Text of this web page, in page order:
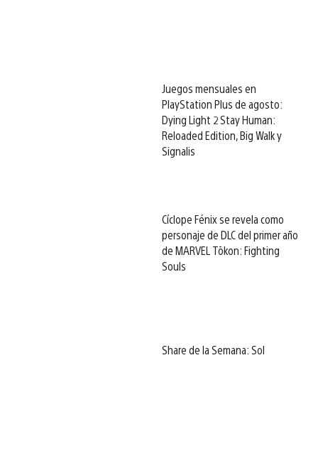
Juegos mensuales en
PlayStation Plus de agosto:
Dying Light 2 Stay Human:
Reloaded Edition, Big Walk y
Signalis
Cíclope Fénix se revela como
personaje de DLC del primer año
de MARVEL Tōkon: Fighting
Souls
Share de la Semana: Sol